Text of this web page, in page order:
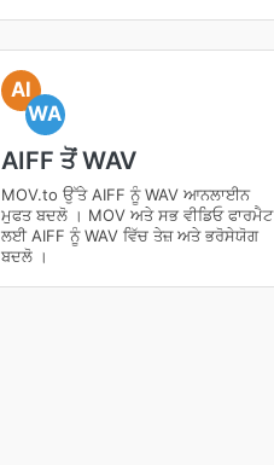
AI
WA
AIFF ਤੋਂ WAV
MOV.to ਉੱਤੇ AIFF ਨੂੰ WAV ਆਨਲਾਈਨ
ਮੁਫਤ ਬਦਲੋ । MOV ਅਤੇ ਸਭ ਵੀਡਿਓ ਫਾਰਮੈਟ
ਲਈ AIFF ਨੂੰ WAV ਵਿੱਚ ਤੇਜ਼ ਅਤੇ ਭਰੋਸੇਯੋਗ
ਬਦਲੋ ।